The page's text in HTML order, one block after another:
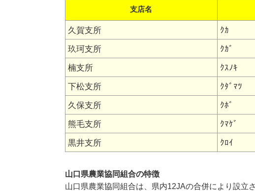
支店名
久賀支所 ｸｶ
玖珂支所 ｸｶﾞ
楠支所 ｸｽﾉｷ
下松支所 ｸﾀﾞﾏﾂ
久保支所 ｸﾎﾞ
熊毛支所 ｸﾏｹﾞ
黒井支所 ｸﾛｲ
山口県農業協同組合の特徴
山口県農業協同組合は、県内12JAの合併により設立